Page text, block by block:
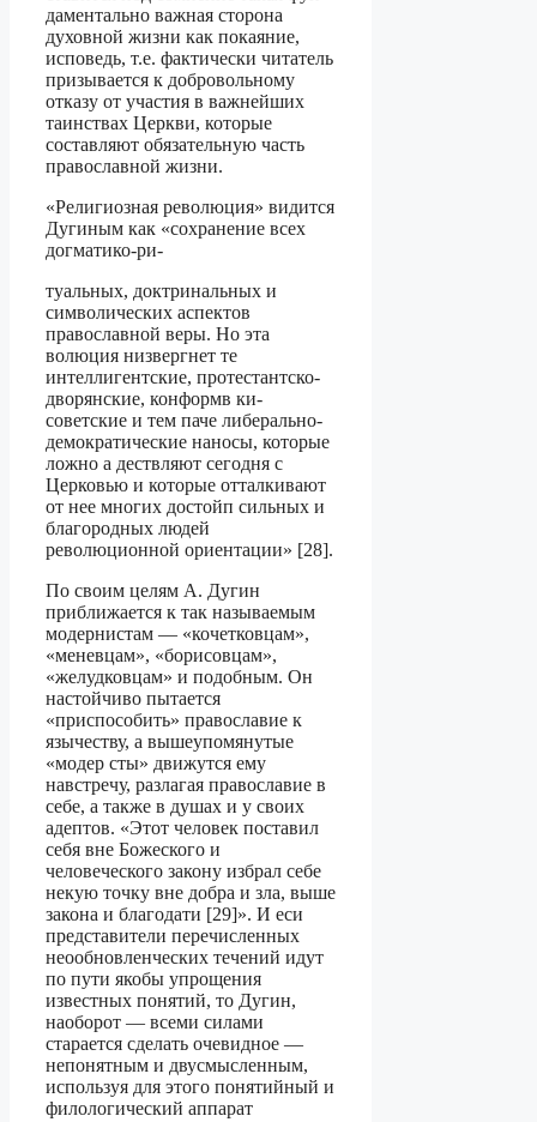
даментально важная сторона
духовной жизни как покаяние,
исповедь, т.е. факти­чески читатель
призывается к добровольному
отказу от участия в важнейших
таин­ствах Церкви, которые
составляют обязательную часть
православной жизни.
«Религиозная революция» видится
Дугиным как «сохранение всех
догматико-ри-
туальных, доктринальных и
символических аспектов
православной веры. Но эта
волюция низвергнет те
интеллигентские, протестантско-
дворянские, конформв ки-
советские и тем паче либерально-
демократические наносы, которые
ложно а дествляют сегодня с
Церковью и которые отталкивают
от нее многих достойп сильных и
благородных людей
революционной ориентации» [28].
По своим целям А. Дугин
приближается к так называемым
модернистам — «кочетковцам»,
«меневцам», «борисовцам»,
«желудковцам» и подобным. Он
настойчиво пытается
«приспособить» православие к
язычеству, а вышеупомянутые
«модер сты» движутся ему
навстречу, разлагая православие в
себе, а также в душах и у своих
адептов. «Этот человек поставил
себя вне Божеского и
человеческого закону избрал себе
некую точку вне добра и зла, выше
закона и благодати [29]». И еси
представители перечисленных
неообновленческих течений идут
по пути якобы упро­щения
известных понятий, то Дугин,
наоборот — всеми силами
старается сделать очевидное —
непонятным и двусмысленным,
используя для этого понятийный и
филологический аппарат